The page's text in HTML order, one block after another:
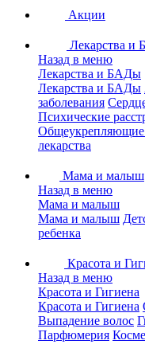
Акции
Лекарства и
Назад в меню
Лекарства и БАДы
Лекарства и БАДы
заболевания
Психические
лекарства
Мама и малыш
Назад в меню
Мама и малыш
Мама и малыш
ребенка
Красота и
Назад в меню
Красота и Гигиена
Красота и Гигиена
Выпадение волос
Парфюмерия